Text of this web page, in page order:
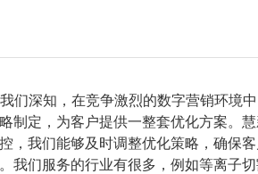
们深知，在竞争激烈的数字营销环境
定，为客户提供一整套优化方案。
我们能够及时调整优化策略，确保
们服务的行业有很多，例如等离子